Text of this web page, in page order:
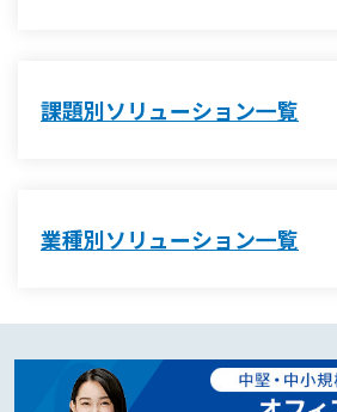
課題別ソリューション一覧
業種別ソリューション一覧